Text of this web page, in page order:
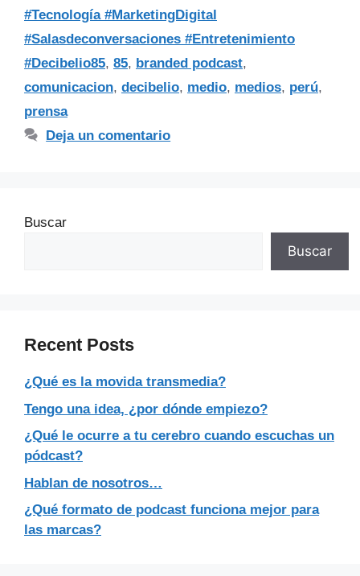
#Tecnología #MarketingDigital
#Salasdeconversaciones #Entretenimiento
#Decibelio85, 85, branded podcast,
comunicacion, decibelio, medio, medios, perú,
prensa
Deja un comentario
Buscar
Buscar
Recent Posts
¿Qué es la movida transmedia?
Tengo una idea, ¿por dónde empiezo?
¿Qué le ocurre a tu cerebro cuando escuchas un
pódcast?
Hablan de nosotros…
¿Qué formato de podcast funciona mejor para
las marcas?